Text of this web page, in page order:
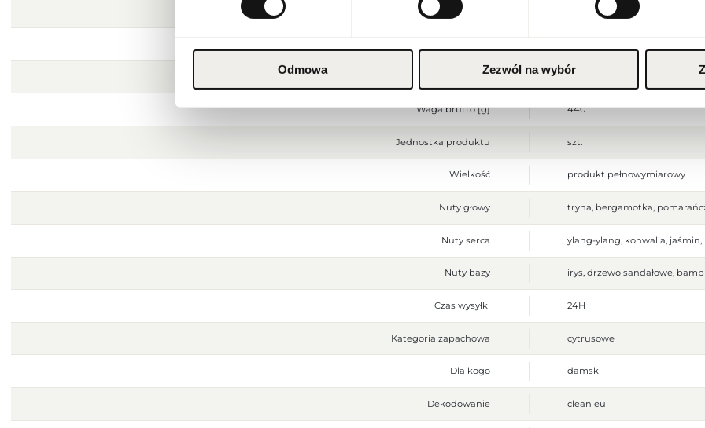
Odmowa Zezwól na wybór
Szerokość opakowania [mm]
Głębokość opakowania [mm] 60
Waga brutto [g] 440
Jednostka produktu szt.
Wielkość produkt pełnowymiarowy
Nuty głowy tryna, bergamotka,
Nuty serca ylang-ylang, konwalia,
Nuty bazy irys, drzewo sandałowe,
Czas wysyłki 24H
Kategoria zapachowa cytrusowe
Dla kogo damski
Dekodowanie clean eu
ZAPISZ